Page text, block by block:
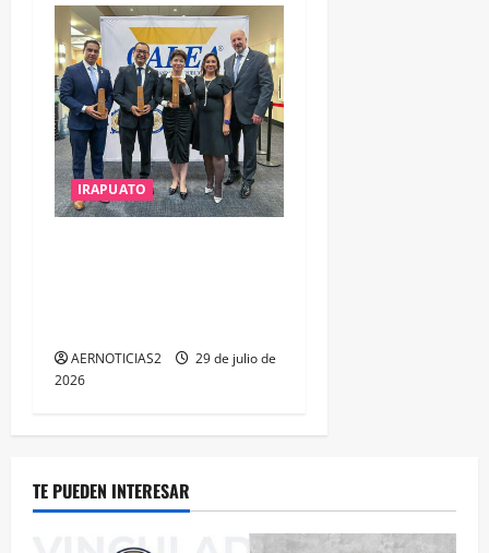
IRAPUATO
AERNOTICIAS2
29 de julio de
2026
TE PUEDEN INTERESAR